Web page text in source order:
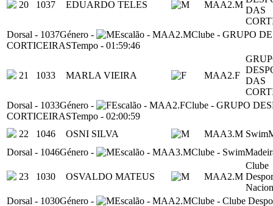
20 1037 EDUARDO TELES MAA2.M
DAS
Dorsal - 1037Género - Escalão - MAA2.MClube - GRUPO
CORTICEIRASTempo - 01:59:46
21 1033 MARLA VIEIRA MAA2.F
DAS
Dorsal - 1033Género - Escalão - MAA2.FClube - GRUPO
CORTICEIRASTempo - 02:00:59
22
1046 OSNI SILVA MAA3.M
Dorsal - 1046Género - Escalão - MAA3.MClube -
23 1030 OSVALDO MATEUS MAA2.M
Clube
Dorsal - 1030Género - Escalão - MAA2.MClube - Clube